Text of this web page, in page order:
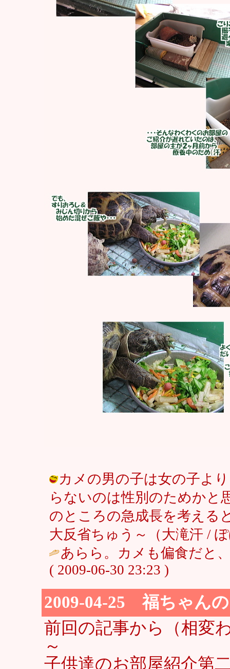
カメの男の子は女の子よ
らないのは性別のためかと
のところの急成長を考え
大反省ちゅう～（大滝汗 /
あらら。カメも偏食だと
( 2009-06-30 23:23 )
2009-04-25 福ちゃん
前回の記事から（相変
～
子供達のお部屋紹介第